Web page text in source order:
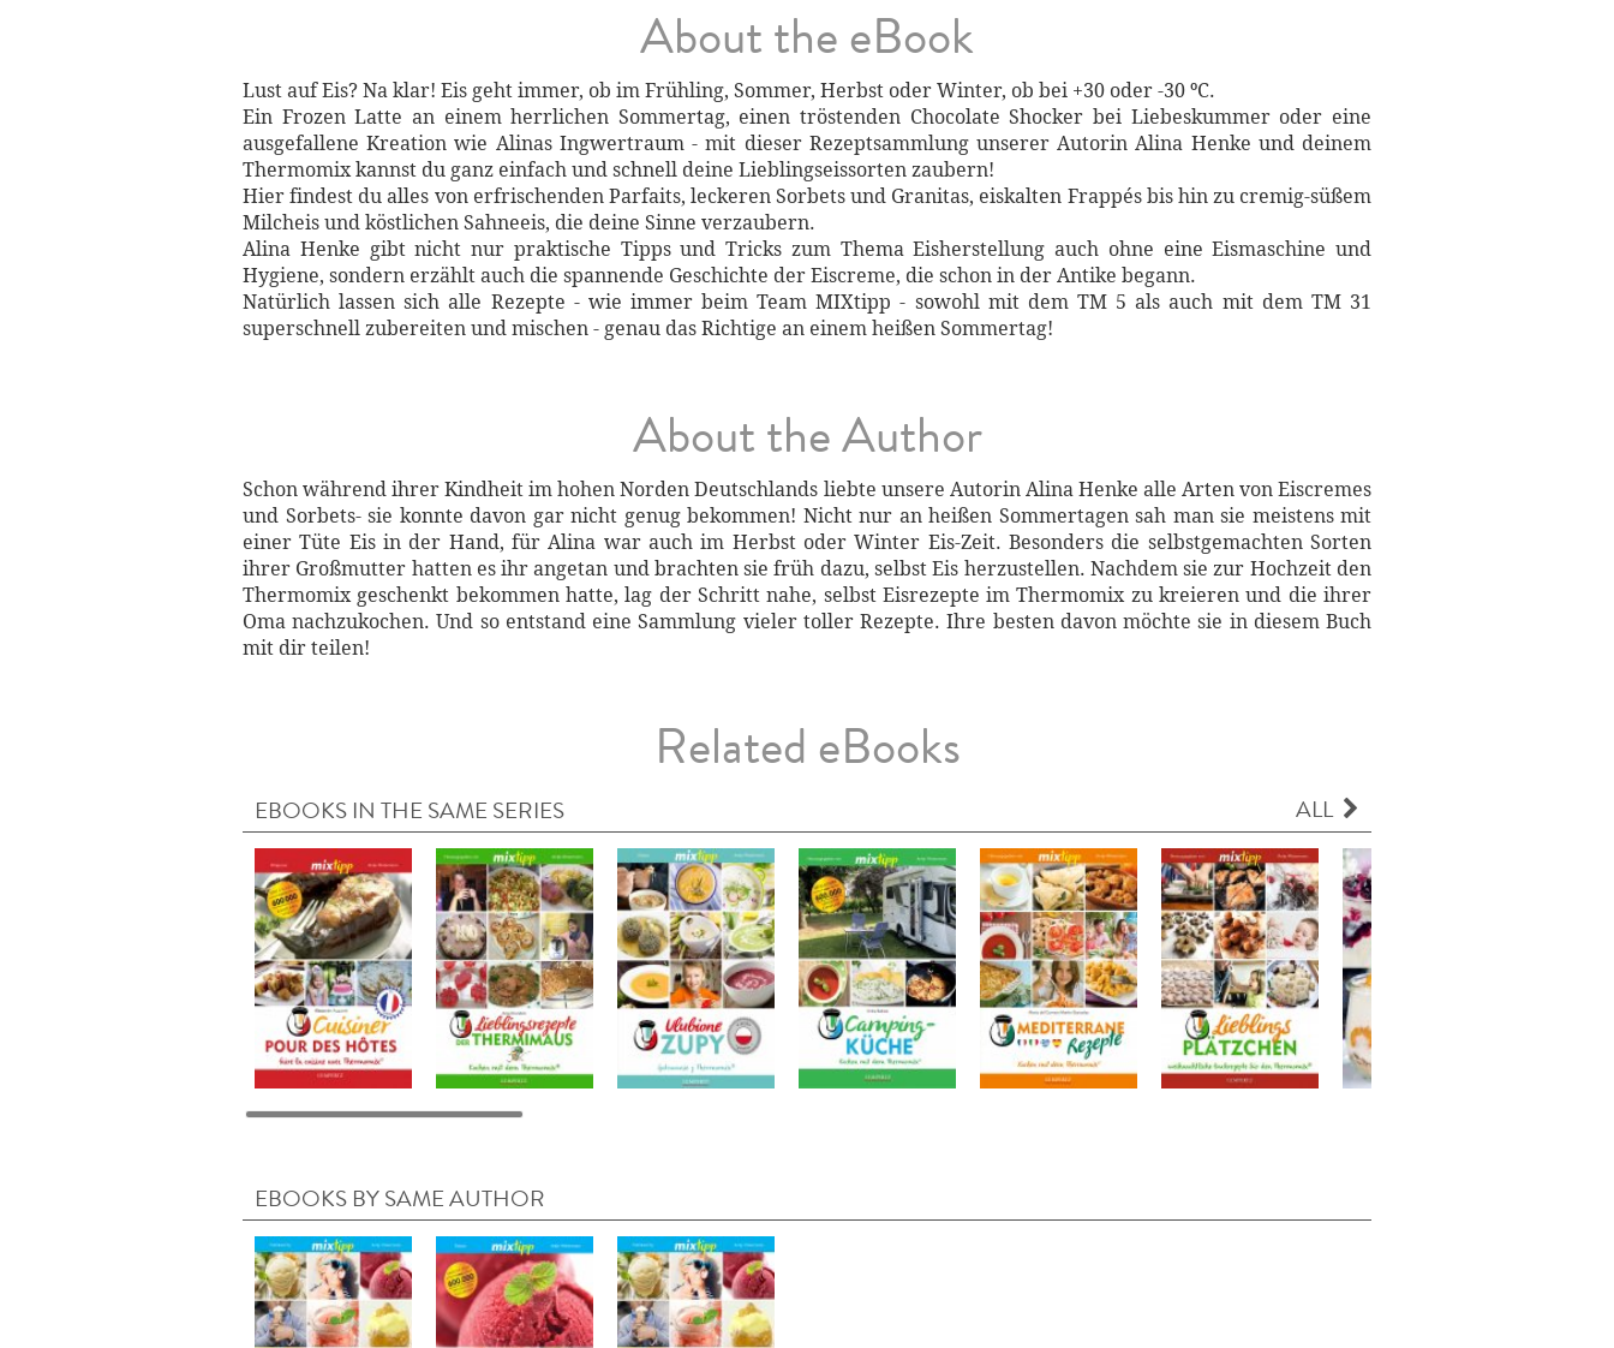
About the eBook
Lust auf Eis? Na klar! Eis geht immer, ob im Frühling, Sommer, Herbst oder Winter, ob bei +30 oder -30 ºC.
Ein Frozen Latte an einem herrlichen Sommertag, einen tröstenden Chocolate Shocker bei Liebeskummer oder eine
ausgefallene Kreation wie Alinas Ingwertraum - mit dieser Rezeptsammlung unserer Autorin Alina Henke und deinem
Thermomix kannst du ganz einfach und schnell deine Lieblingseissorten zaubern!
Hier findest du alles von erfrischenden Parfaits, leckeren Sorbets und Granitas, eiskalten Frappés bis hin zu cremig-süßem
Milcheis und köstlichen Sahneeis, die deine Sinne verzaubern.
Alina Henke gibt nicht nur praktische Tipps und Tricks zum Thema Eisherstellung auch ohne eine Eismaschine und
Hygiene, sondern erzählt auch die spannende Geschichte der Eiscreme, die schon in der Antike begann.
Natürlich lassen sich alle Rezepte - wie immer beim Team MIXtipp - sowohl mit dem TM 5 als auch mit dem TM 31
superschnell zubereiten und mischen - genau das Richtige an einem heißen Sommertag!
About the Author
Schon während ihrer Kindheit im hohen Norden Deutschlands liebte unsere Autorin Alina Henke alle Arten von Eiscremes
und Sorbets- sie konnte davon gar nicht genug bekommen! Nicht nur an heißen Sommertagen sah man sie meistens mit
einer Tüte Eis in der Hand, für Alina war auch im Herbst oder Winter Eis-Zeit. Besonders die selbstgemachten Sorten
ihrer Großmutter hatten es ihr angetan und brachten sie früh dazu, selbst Eis herzustellen. Nachdem sie zur Hochzeit den
Thermomix geschenkt bekommen hatte, lag der Schritt nahe, selbst Eisrezepte im Thermomix zu kreieren und die ihrer
Oma nachzukochen. Und so entstand eine Sammlung vieler toller Rezepte. Ihre besten davon möchte sie in diesem Buch
mit dir teilen!
Related eBooks
EBOOKS IN THE SAME SERIES ALL
EBOOKS BY SAME AUTHOR